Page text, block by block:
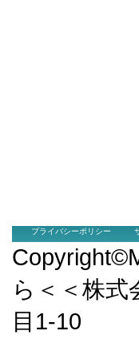
プライバシーポリシー
ら＜＜株式
目1-10